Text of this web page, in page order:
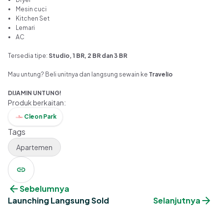
Mesin cuci
Kitchen Set
Lemari
AC
Tersedia tipe: Studio, 1 BR, 2 BR dan 3 BR
Mau untung? Beli unitnya dan langsung sewain ke Travelio
DIJAMIN UNTUNG!
Produk berkaitan:
Cleon Park
Tags
Apartemen
Sebelumnya
Launching Langsung Sold
Selanjutnya